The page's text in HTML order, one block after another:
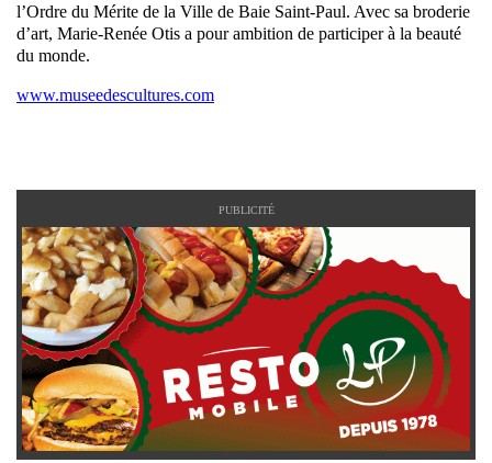
l’Ordre du Mérite de la Ville de Baie Saint-Paul. Avec sa broderie
d’art, Marie-Renée Otis a pour ambition de participer à la beauté
du monde.
www.museedescultures.com
PUBLICITÉ